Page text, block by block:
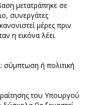
μετατράπηκε σε
συνεργάτες
μέρες πριν
η εικόνα λέει
σύμπτωση ή πολιτική
του Υπουργού